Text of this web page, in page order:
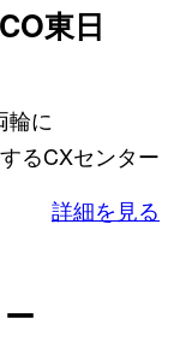
東日
輪に
るCXセンター
詳細を見る